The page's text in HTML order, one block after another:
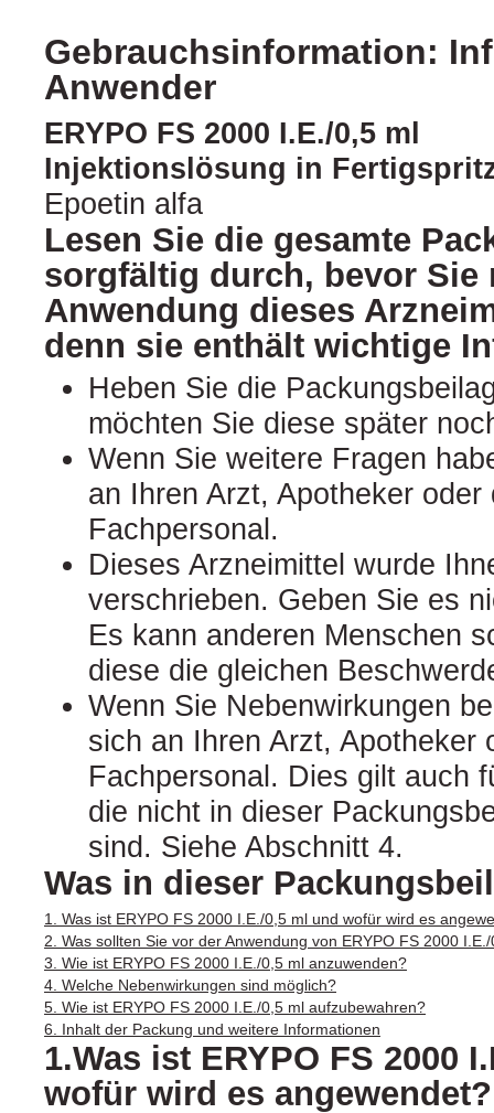
Gebrauchsinformation:
Anwender
ERYPO FS 2000 I.E./0,5 ml
Injektionslösung in
Epoetin alfa
Lesen Sie die gesamte
sorgfältig durch, bevor Sie
Anwendung dieses
denn sie enthält wichtige
Heben Sie die
möchten Sie diese später
Wenn Sie weitere Fragen
an Ihren Arzt, Apotheker
Fachpersonal.
Dieses Arzneimittel wurde
verschrieben. Geben Sie es
Es kann anderen Menschen
diese die gleichen
Wenn Sie Nebenwirkungen
sich an Ihren Arzt, Apotheker
Fachpersonal. Dies gilt auch
die nicht in dieser
sind. Siehe Abschnitt 4.
Was in dieser
1. Was ist ERYPO FS 2000 I.E./0,5 ml und wofür wird es
2. Was sollten Sie vor der Anwendung von ERYPO FS 2000
3. Wie ist ERYPO FS 2000 I.E./0,5 ml anzuwenden?
4. Welche Nebenwirkungen sind möglich?
5. Wie ist ERYPO FS 2000 I.E./0,5 ml aufzubewahren?
6. Inhalt der Packung und weitere Informationen
1.Was ist ERYPO FS 2000
wofür wird es angewendet?